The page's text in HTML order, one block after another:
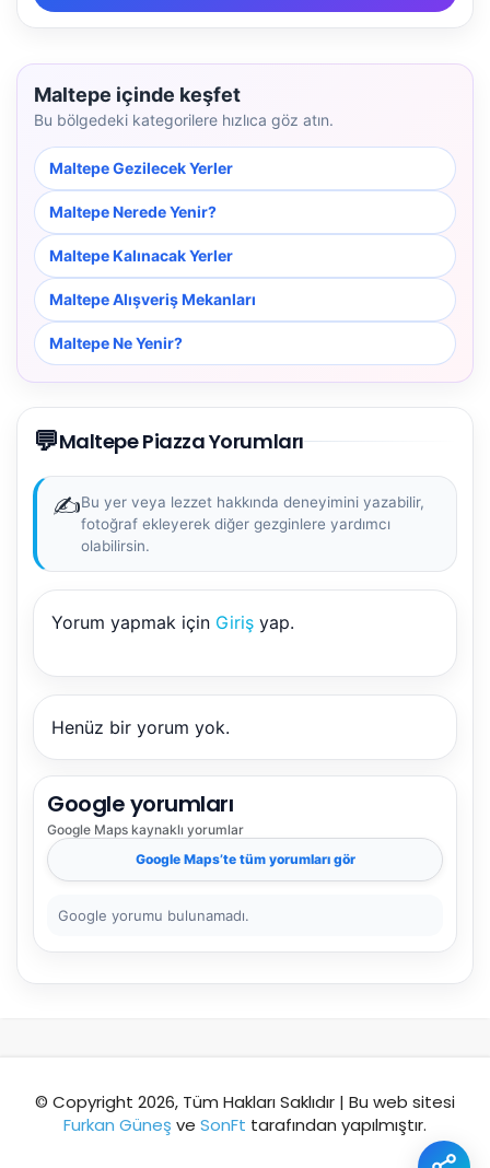
Maltepe içinde keşfet
Bu bölgedeki kategorilere hızlıca göz atın.
Maltepe Gezilecek Yerler
Maltepe Nerede Yenir?
Maltepe Kalınacak Yerler
Maltepe Alışveriş Mekanları
Maltepe Ne Yenir?
💬Maltepe Piazza Yorumları
✍️Bu yer veya lezzet hakkında deneyimini yazabilir,
fotoğraf ekleyerek diğer gezginlere yardımcı
olabilirsin.
Yorum yapmak için Giriş yap.
Henüz bir yorum yok.
Google yorumları
Google Maps kaynaklı yorumlar
Google Maps’te tüm yorumları gör
Google yorumu bulunamadı.
© Copyright 2026, Tüm Hakları Saklıdır | Bu web sitesi
Furkan Güneş ve SonFt tarafından yapılmıştır.
NBY Akıllı Asistan
önerir.
Şehir / ilçe
⭐ Popüler ✨ İlk kez gelen
🚶 Yürüyüş
Akıllı rota öner